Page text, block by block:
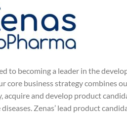
to becoming a leader in the
business strategy combines
and develop product
Zenas’ lead product